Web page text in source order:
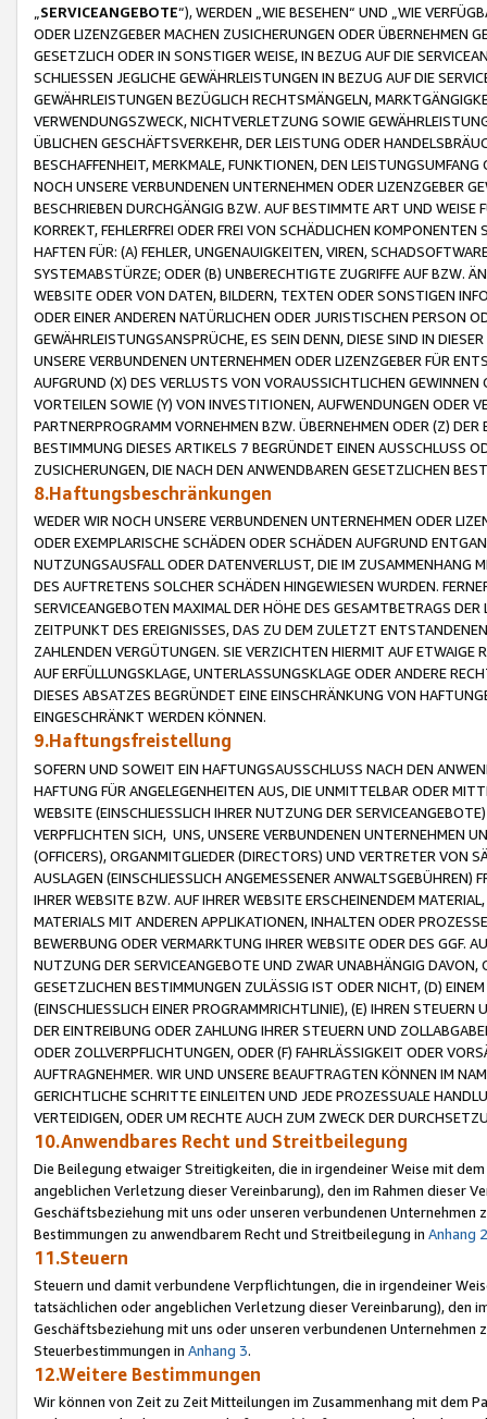
SERVICEANGEBOTE“), WERDEN „WIE BESEHEN“ UND „WIE
ODER LIZENZGEBER MACHEN ZUSICHERUNGEN ODER ÜBERNEHMEN
GESETZLICH ODER IN SONSTIGER WEISE, IN BEZUG AUF DIE
SCHLIESSEN JEGLICHE GEWÄHRLEISTUNGEN IN BEZUG AUF DIE
GEWÄHRLEISTUNGEN BEZÜGLICH RECHTSMÄNGELN,
VERWENDUNGSZWECK, NICHTVERLETZUNG SOWIE
ÜBLICHEN GESCHÄFTSVERKEHR, DER LEISTUNG ODER
BESCHAFFENHEIT, MERKMALE, FUNKTIONEN, DEN
NOCH UNSERE VERBUNDENEN UNTERNEHMEN ODER LIZENZGEBER
BESCHRIEBEN DURCHGÄNGIG BZW. AUF BESTIMMTE ART UND
KORREKT, FEHLERFREI ODER FREI VON SCHÄDLICHEN
HAFTEN FÜR: (A) FEHLER, UNGENAUIGKEITEN, VIREN,
SYSTEMABSTÜRZE; ODER (B) UNBERECHTIGTE ZUGRIFFE AUF BZW.
WEBSITE ODER VON DATEN, BILDERN, TEXTEN ODER SONSTIGEN
ODER EINER ANDEREN NATÜRLICHEN ODER JURISTISCHEN PERSON
GEWÄHRLEISTUNGSANSPRÜCHE, ES SEIN DENN, DIESE SIND IN
UNSERE VERBUNDENEN UNTERNEHMEN ODER LIZENZGEBER FÜR
AUFGRUND (X) DES VERLUSTS VON VORAUSSICHTLICHEN
VORTEILEN SOWIE (Y) VON INVESTITIONEN, AUFWENDUNGEN ODER
PARTNERPROGRAMM VORNEHMEN BZW. ÜBERNEHMEN ODER (Z)
BESTIMMUNG DIESES ARTIKELS 7 BEGRÜNDET EINEN AUSSCHLUSS
ZUSICHERUNGEN, DIE NACH DEN ANWENDBAREN GESETZLICHEN
8.Haftungsbeschränkungen
WEDER WIR NOCH UNSERE VERBUNDENEN UNTERNEHMEN ODER
ODER EXEMPLARISCHE SCHÄDEN ODER SCHÄDEN AUFGRUND
NUTZUNGSAUSFALL ODER DATENVERLUST, DIE IM ZUSAMMENHANG
DES AUFTRETENS SOLCHER SCHÄDEN HINGEWIESEN WURDEN.
SERVICEANGEBOTEN MAXIMAL DER HÖHE DES GESAMTBETRAGS
ZEITPUNKT DES EREIGNISSES, DAS ZU DEM ZULETZT
ZAHLENDEN VERGÜTUNGEN. SIE VERZICHTEN HIERMIT AUF
AUF ERFÜLLUNGSKLAGE, UNTERLASSUNGSKLAGE ODER ANDERE
DIESES ABSATZES BEGRÜNDET EINE EINSCHRÄNKUNG VON
EINGESCHRÄNKT WERDEN KÖNNEN.
9.Haftungsfreistellung
SOFERN UND SOWEIT EIN HAFTUNGSAUSSCHLUSS NACH DEN
HAFTUNG FÜR ANGELEGENHEITEN AUS, DIE UNMITTELBAR ODER
WEBSITE (EINSCHLIESSLICH IHRER NUTZUNG DER
VERPFLICHTEN SICH, UNS, UNSERE VERBUNDENEN UNTERNEHMEN
(OFFICERS), ORGANMITGLIEDER (DIRECTORS) UND VERTRETER VON
AUSLAGEN (EINSCHLIESSLICH ANGEMESSENER
IHRER WEBSITE BZW. AUF IHRER WEBSITE ERSCHEINENDEM
MATERIALS MIT ANDEREN APPLIKATIONEN, INHALTEN ODER
BEWERBUNG ODER VERMARKTUNG IHRER WEBSITE ODER DES GGF.
NUTZUNG DER SERVICEANGEBOTE UND ZWAR UNABHÄNGIG
GESETZLICHEN BESTIMMUNGEN ZULÄSSIG IST ODER NICHT, (D)
(EINSCHLIESSLICH EINER PROGRAMMRICHTLINIE), (E) IHREN
DER EINTREIBUNG ODER ZAHLUNG IHRER STEUERN UND
ODER ZOLLVERPFLICHTUNGEN, ODER (F) FAHRLÄSSIGKEIT ODER
AUFTRAGNEHMER. WIR UND UNSERE BEAUFTRAGTEN KÖNNEN IM
GERICHTLICHE SCHRITTE EINLEITEN UND JEDE PROZESSUALE
VERTEIDIGEN, ODER UM RECHTE AUCH ZUM ZWECK DER
10.Anwendbares Recht und Streitbeilegung
Die Beilegung etwaiger Streitigkeiten, die in irgendeiner Weise mit
angeblichen Verletzung dieser Vereinbarung), den im Rahmen dieser
Geschäftsbeziehung mit uns oder unseren verbundenen
Bestimmungen zu anwendbarem Recht und Streitbeilegung in Anhang 2
11.Steuern
Steuern und damit verbundene Verpflichtungen, die in irgendeiner
tatsächlichen oder angeblichen Verletzung dieser Vereinbarung), den
Geschäftsbeziehung mit uns oder unseren verbundenen
Steuerbestimmungen in Anhang 3.
12.Weitere Bestimmungen
Wir können von Zeit zu Zeit Mitteilungen im Zusammenhang mit dem